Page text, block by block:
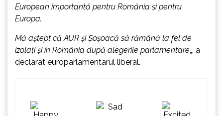
European importantă pentru România și pentru
Europa.
Mă aștept că AUR și Șoșoacă să rămână la fel de
izolați și în România după alegerile parlamentare„, a
declarat europarlamentarul liberal.